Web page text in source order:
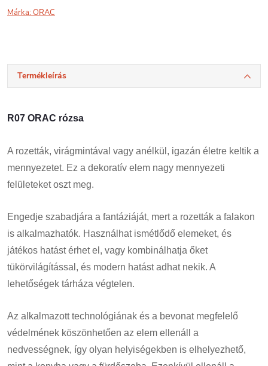
Márka:ORAC
Termékleírás
R07 ORAC rózsa
A rozetták, virágmintával vagy anélkül, igazán életre keltik a
mennyezetet. Ez a dekoratív elem nagy mennyezeti
felületeket oszt meg.
Engedje szabadjára a fantáziáját, mert a rozetták a falakon
is alkalmazhatók. Használhat ismétlődő elemeket, és
játékos hatást érhet el, vagy kombinálhatja őket
tükörvilágítással, és modern hatást adhat nekik. A
lehetőségek tárháza végtelen.
Az alkalmazott technológiának és a bevonat megfelelő
védelmének köszönhetően az elem ellenáll a
nedvességnek, így olyan helyiségekben is elhelyezhető,